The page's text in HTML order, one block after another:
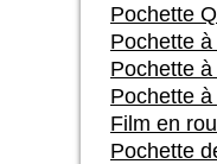
Pochette
Pochette
Pochette
Pochette
Film en
Pochette